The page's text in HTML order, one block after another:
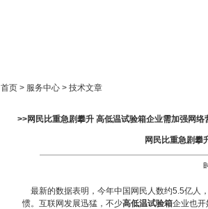
首页 > 服务中心 > 技术文章
>>网民比重急剧攀升 高低温试验箱企业需加强网络
网民比重急剧攀
最新的数据表明，今年中国网民人数约5.5亿人
惯。互联网发展迅猛，不少高低温试验箱企业也开